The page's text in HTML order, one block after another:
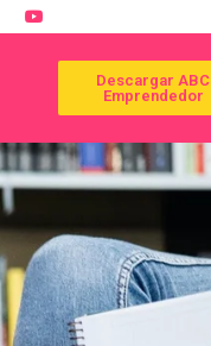
Descargar ABC
Emprendedor